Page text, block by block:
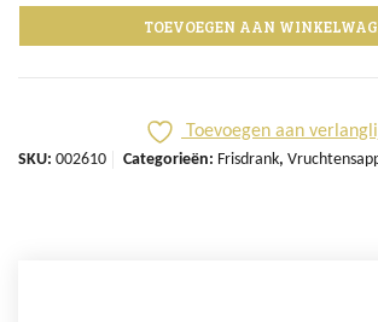
TOEVOEGEN AAN
Toevoegen aan
SKU: 002610 Categorieën: Frisdrank,